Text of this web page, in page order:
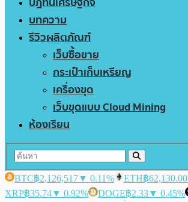
บทความ
รีวิวผลิตภัณฑ์
เว็บซื้อขาย
กระเป๋าเก็บเหรียญ
เครื่องขุด
เว็บขุดแบบ Cloud Mining
ห้องเรียน
BTC฿2,126,517▼ 0.11% ETH฿62,130.00
XRP฿35.74▼ 0.92% DOGE฿2.33▼ 0.45%